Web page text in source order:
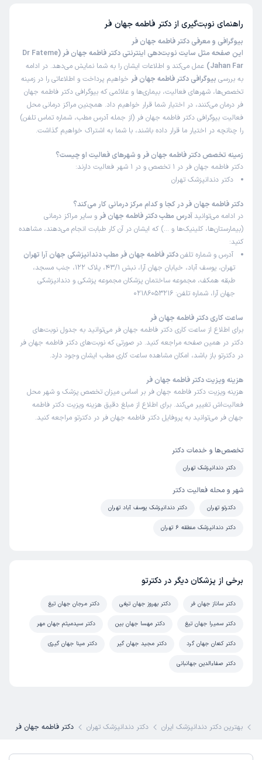
راهنمای نوبت‌گیری از دکتر فاطمه جهان فر
بیوگرافی و معرفی دکتر فاطمه جهان فر
این صفحه مثل سایت نوبت‌دهی اینترنتی دکتر فاطمه جهان فر (Dr Fateme
Jahan Far)
عمل می‌کند و اطلاعات ایشان را به شما نمایش می‌دهد. در ادامه
به بررسی بیوگرافی دکتر فاطمه جهان فر خواهیم پرداخت و اطلاعاتی را در زمینه
تخصص‌ها، شهرهای فعالیت، بیماری‌ها و علائمی که بیوگرافی دکتر فاطمه جهان
فر درمان می‌کنند، در اختیار شما قرار خواهیم داد. همچنین مراکز درمانی محل
فعالیت بیوگرافی دکتر فاطمه جهان فر (از جمله آدرس مطب، شماره تماس تلفن)
را چنانچه در اختیار ما قرار داده باشند، با شما به اشتراک خواهیم گذاشت.
زمینه تخصص دکتر فاطمه جهان فر و شهرهای فعالیت او چیست؟
دکتر فاطمه جهان فر در 1 تخصص و در 1 شهر فعالیت دارند:
دکتر دندانپزشک تهران
دکتر فاطمه جهان فر در کجا و کدام مرکز درمانی کار می‌کند؟
در ادامه می‌توانید آدرس مطب دکتر فاطمه جهان فر و سایر مراکز درمانی
(بیمارستان‌ها، کلینیک‌ها و …) که ایشان در آن کار طبابت انجام می‌دهند، مشاهده
کنید:
آدرس و شماره تلفندکتر فاطمه جهان فر مطب دندانپزشکی جهان آرا تهران
تهران، یوسف آباد، خیابان جهان آرا، نبش 43/1، پلاک 122، جنب مسجد،
طبقه همکف، مجموعه ساختمان پزشکان مجموعه پزشکی و دندانپزشکی
جهان آرا، شماره تلفن: 02186053216
ساعت کاری دکتر فاطمه جهان فر
برای اطلاع از ساعت کاری دکتر فاطمه جهان فر می‌توانید به جدول نوبت‌های
دکتر در همین صفحه مراجعه کنید. در صورتی که نوبت‌های دکتر فاطمه جهان فر
در دکترتو باز باشد، امکان مشاهده ساعت کاری مطب ایشان وجود دارد.
هزینه ویزیت دکتر فاطمه جهان فر
هزینه ویزیت دکتر فاطمه جهان فر بر اساس میزان تخصص پزشک و شهر محل
فعالیت‌اش تغییر می‌کند. برای اطلاع از مبلغ دقیق هزینه ویزیت دکتر فاطمه
جهان فر می‌توانید به پروفایل دکتر فاطمه جهان فر در دکترتو مراجعه کنید.
تخصص‌ها و خدمات دکتر
دکتر دندانپزشک تهران
شهر و محله فعالیت دکتر
دکترتو تهران دکتر دندانپزشک یوسف آباد تهران
دکتر دندانپزشک منطقه 6 تهران
برخی از پزشکان دیگر در دکترتو
دکتر ساناز جهان فر دکتر بهروز جهان تیغی دکتر مرجان جهان تیغ
دکتر سمیرا جهان تیغ دکتر مهسا جهان بین دکتر سیدمیثم جهان مهر
دکتر کنعان جهان گرد دکتر مجید جهان گیر دکتر مینا جهان گیری
دکتر صفاءالدین جهانبانی
بهترین دکتر دندانپزشک ایران دکتر دندانپزشک تهران دکتر فاطمه جهان فر